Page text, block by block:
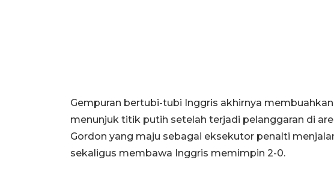
Gempuran bertubi-tubi Inggris akhirnya
menunjuk titik putih setelah terjadi pelanggaran di
Gordon yang maju sebagai eksekutor penalti
sekaligus membawa Inggris memimpin 2-0.